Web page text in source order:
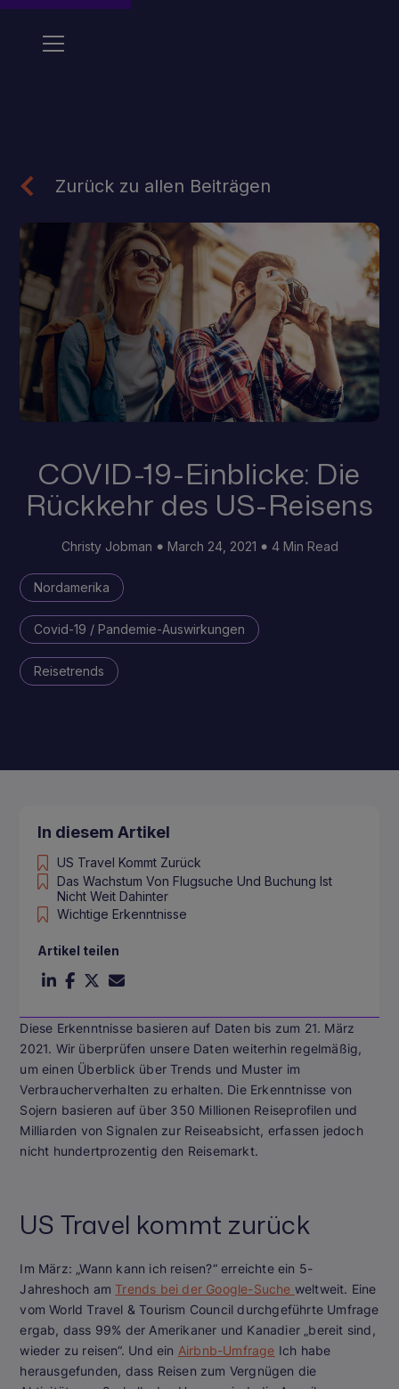
Zurück zu allen Beiträgen
COVID-19-Einblicke: Die
Rückkehr des US-Reisens
Christy Jobman March 24, 2021 4 Min Read
Nordamerika
Covid-19 / Pandemie-Auswirkungen
Reisetrends
Diese Erkenntnisse basieren auf Daten bis zum 21. März
2021. Wir überprüfen unsere Daten weiterhin regelmäßig,
um einen Überblick über Trends und Muster im
Verbraucherverhalten zu erhalten. Die Erkenntnisse von
Sojern basieren auf über 350 Millionen Reiseprofilen und
Milliarden von Signalen zur Reiseabsicht, erfassen jedoch
nicht hundertprozentig den Reisemarkt.
US Travel kommt zurück
Im März: „Wann kann ich reisen?“ erreichte ein 5-
Jahreshoch amTrends bei der Google-Suche weltweit. Eine
vom World Travel & Tourism Council durchgeführte Umfrage
ergab, dass 99% der Amerikaner und Kanadier „bereit sind,
wieder zu reisen“. Und ein Airbnb-Umfrage Ich habe
herausgefunden, dass Reisen zum Vergnügen die
In diesem Artikel
US Travel Kommt Zurück
Das Wachstum Von Flugsuche Und Buchung Ist
Nicht Weit Dahinter
Wichtige Erkenntnisse
Artikel teilen